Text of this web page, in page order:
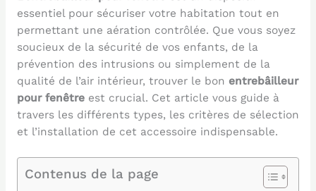
essentiel pour sécuriser votre habitation tout en
permettant une aération contrôlée. Que vous soyez
soucieux de la sécurité de vos enfants, de la
prévention des intrusions ou simplement de la
qualité de l’air intérieur, trouver le bon entrebâilleur
pour fenêtreest crucial. Cet article vous guide à
travers les différents types, les critères de sélection
et l’installation de cet accessoire indispensable.
Contenus de la page